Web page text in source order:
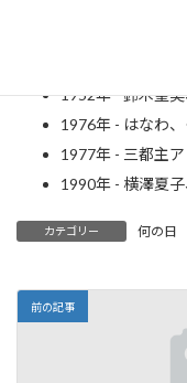
1952年 - 鈴木聖
1976年 - はなわ
1977年 - 三都主
1990年 - 横澤夏
カテゴリー 何の日
前の記事